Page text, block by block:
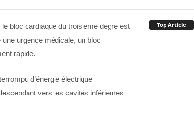
bloc cardiaque du troisième degré est
urgence médicale, un bloc
rapide.
d’énergie électrique
vers les cavités inférieures
Top Article